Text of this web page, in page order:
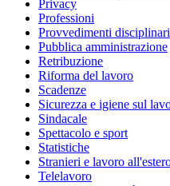
Privacy
Professioni
Provvedimenti disciplinari
Pubblica amministrazione
Retribuzione
Riforma del lavoro
Scadenze
Sicurezza e igiene sul
Sindacale
Spettacolo e sport
Statistiche
Stranieri e lavoro
Telelavoro